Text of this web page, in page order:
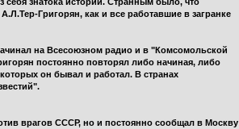
Григорян, как и все работавшие в загранке
на Всесоюзном радио и в "Комсомольской
постоянно повторял либо начиная, либо
он бывал и работал. В странах
врагов СССР, но и постоянно сообщал в Москву